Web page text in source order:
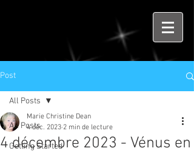
Post
All Posts
Getting Started
All Posts
4 décembre 2023 - Vénus en
Marie Christine Dean
4 déc. 2023 2 min de lecture